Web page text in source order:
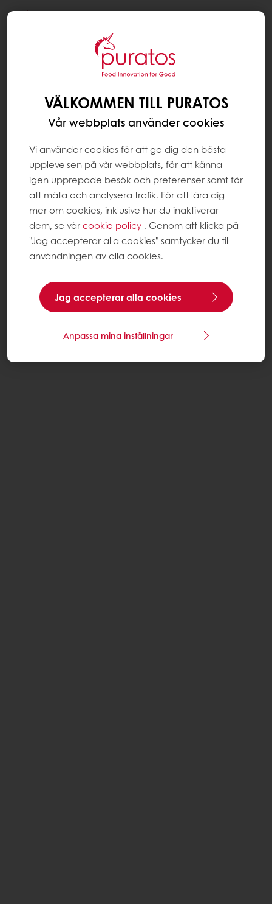
VÄLKOMMEN TILL PURATOS
Vår webbplats använder cookies
Vi använder cookies för att ge dig den bästa
upplevelsen på vår webbplats, för att känna
igen upprepade besök och preferenser samt för
att mäta och analysera trafik. För att lära dig
mer om cookies, inklusive hur du inaktiverar
dem, se vårcookie policy . Genom att klicka på
"Jag accepterar alla cookies" samtycker du till
användningen av alla cookies.
Jag accepterar alla cookies
Anpassa mina inställningar